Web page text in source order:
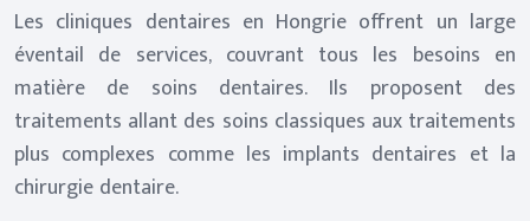
Les cliniques dentaires en Hongrie offrent un large
éventail de services, couvrant tous les besoins en
matière de soins dentaires. Ils proposent des
traitements allant des soins classiques aux traitements
plus complexes comme les implants dentaires et la
chirurgie dentaire.